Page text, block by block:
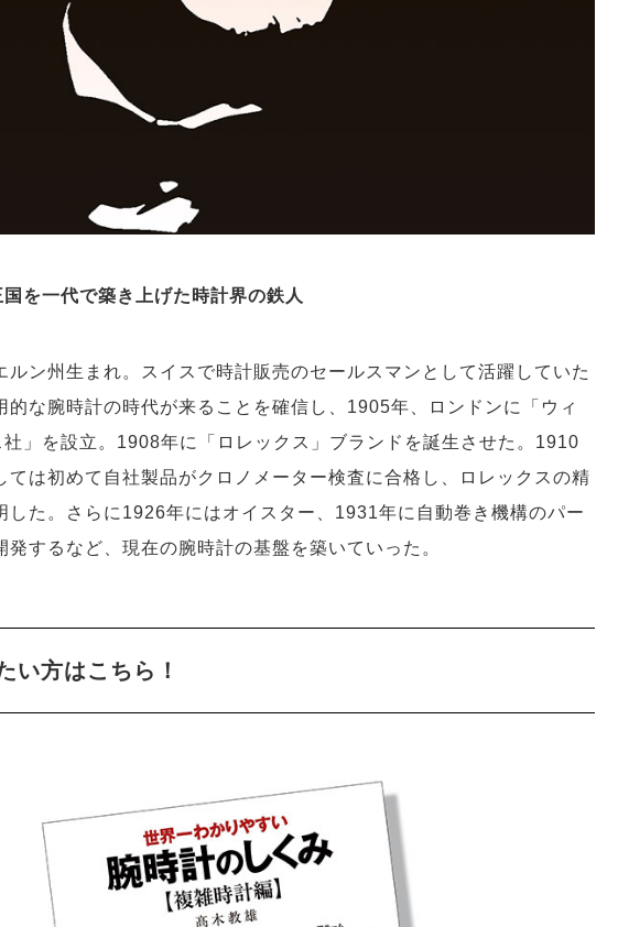
国を一代で築き上げた時計界の鉄人
ルン州生まれ。スイスで時計販売のセールスマンとして活躍していた
的な腕時計の時代が来ることを確信し、1905年、ロンドンに「ウィ
社」を設立。1908年に「ロレックス」ブランドを誕生させた。1910
ては初めて自社製品がクロノメーター検査に合格し、ロレックスの精
した。さらに1926年にはオイスター、1931年に自動巻き機構のパー
発するなど、現在の腕時計の基盤を築いていった。
い方はこちら！